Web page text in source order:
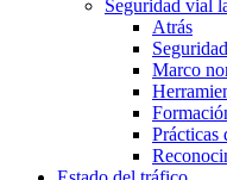
Seguridad vial
Atrás
Marco
Prácticas